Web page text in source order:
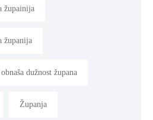
župainija
županija
dužnost župana
Županja